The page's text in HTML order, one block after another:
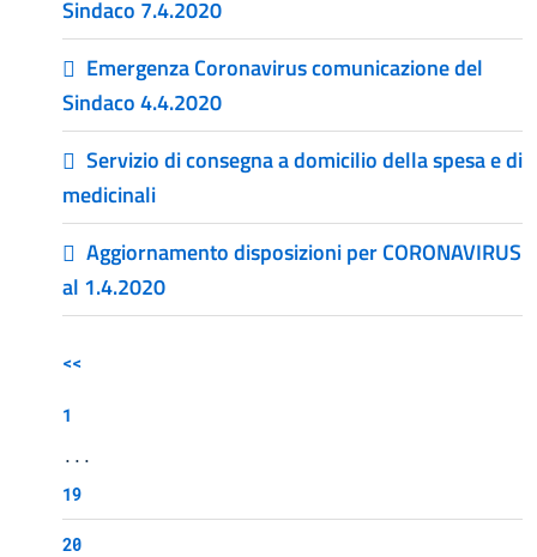
Sindaco 7.4.2020
Emergenza Coronavirus comunicazione del
Sindaco 4.4.2020
Servizio di consegna a domicilio della spesa e di
medicinali
Aggiornamento disposizioni per CORONAVIRUS
al 1.4.2020
<<
1
...
19
20